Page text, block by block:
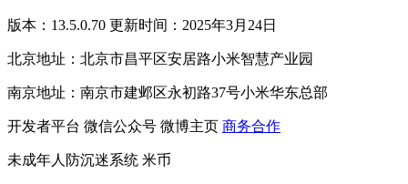
版本：13.5.0.70 更新时间：2025年3月24日
北京地址：北京市昌平区安居路小米智慧产业园
南京地址：南京市建邺区永初路37号小米华东总部
开发者平台 微信公众号 微博主页 商务合作
未成年人防沉迷系统 米币